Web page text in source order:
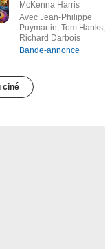
McKenna Harris
Avec Jean-Philippe
Puymartin, Tom Hanks,
Richard Darbois
Bande-annonce
ciné